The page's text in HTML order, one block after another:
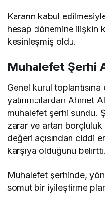
Kararın kabul
hesap dönemine ilişkin
kesinleşmiş oldu.
Muhalefet Şerhi
Genel kurul
yatırımcılardan Ahmet
muhalefet şerhi sundu.
zarar ve artan
değeri açısından ciddi
karşıya olduğunu belirtti.
Muhalefet şerhinde,
somut bir iyileştirme